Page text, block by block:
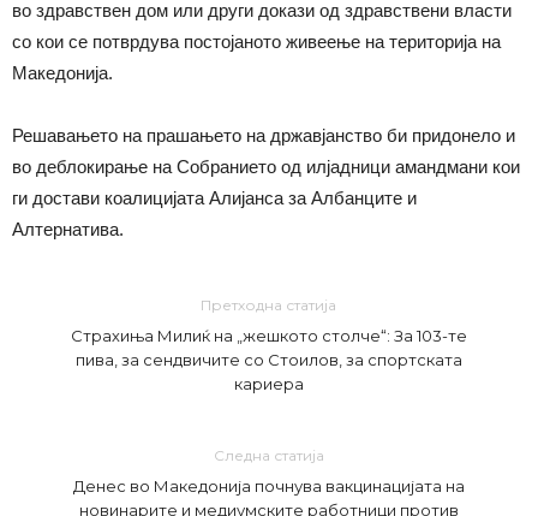
во здравствен дом или други докази од здравствени власти
со кои се потврдува постојаното живеење на територија на
Македонија.
Решавањето на прашањето на државјанство би придонело и
во деблокирање на Собранието од илјадници амандмани кои
ги достави коалицијата Алијанса за Албанците и
Алтернатива.
Претходна статија
Страхиња Милиќ на „жешкото столче“: За 103-те
пива, за сендвичите со Стоилов, за спортската
кариера
Следна статија
Денес во Македонија почнува вакцинацијата на
новинарите и медиумските работници против